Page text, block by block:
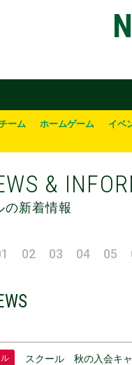
ーム ホームゲーム
イベ
&
の新着情報
02 03 04 05
スクール 秋の入会キ